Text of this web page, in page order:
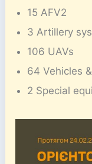
15 AFV2
3 Artillery
106 UAVs
64 Vehicles
2 Special